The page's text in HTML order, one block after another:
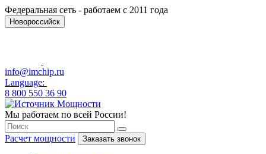
Федеральная сеть - работаем с 2011 года
Новороссийск
info@imchip.ru
Language:
8 800 550 36 90
Мы работаем по всей России!
Расчет мощности Заказать звонок